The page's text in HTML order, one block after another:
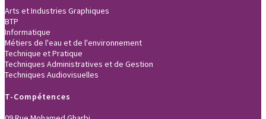
Arts et Industries Graphiques
BTP
Informatique
Métiers de l'eau et de l'environnement
Technique et Pratique
Techniques Administratives et de Gestion
Techniques Audiovisuelles
T-Compétences